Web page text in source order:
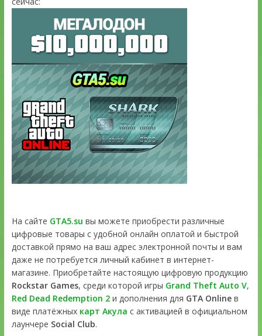
На сайте GTA5.su вы можете приобрести различные
цифровые товары с удобной онлайн оплатой и быстрой
доставкой прямо на ваш адрес электронной почты и вам
даже не потребуется личный кабинет в интернет-
магазине. Приобретайте настоящую цифровую продукцию
Rockstar Games, среди которой игры Grand Theft Auto V,
Red Dead Redemption 2и дополнения для GTA Onlineв
виде платёжных карт Акула с активацией в официальном
лаунчере Social Club.